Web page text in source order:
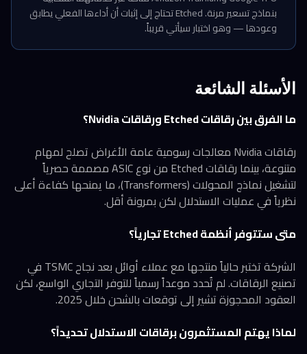
بنماذج تسعير مرنة. Etched تحتاج إلى إثبات أن أداءها الفعلي يطابق
وعودها — وهو اختبار سيأتي قريباً.
الأسئلة الشائعة
ما الفرق بين رقاقات Etched ورقاقات Nvidia؟
رقاقات Nvidia معالجات رسومية عامة الأغراض تصلح لمهام
متنوعة، بينما رقاقات Etched من نوع ASIC مصممة حصرياً
لتشغيل نماذج المحولات (Transformers)، ما يمنحها كفاءة أعلى
نظرياً في عمليات الاستدلال لكن بمرونة أقل.
متى ستتوفر أنظمة Etched تجارياً؟
الشركة تختبر حالياً منتجها مع عملاء أوائل بعد نجاح TSMC في
تصنيع الرقاقات. لم تُحدد موعداً رسمياً للتوفر التجاري الواسع، لكن
العقود المحجوزة تشير إلى توقعات بالشحن خلال 2025.
لماذا يهتم المستثمرون برقاقات الاستدلال تحديداً؟